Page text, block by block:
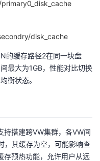
disk_cache
的缓存路径2在同一块盘
最大为1GB，性能对比切换
衡状态。
持搭建跨VW集群，各VW间
，其缓存为空，可能影响查
存预热功能，允许用户从远